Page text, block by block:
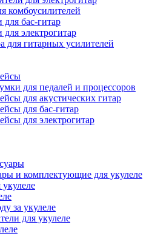
комбоусилителей
для бас-гитар
для электрогитар
для гитарных усилителей
для педалей и процессоров
для акустических гитар
для бас-гитар
для электрогитар
и комплектующие для укулеле
за укулеле
для укулеле